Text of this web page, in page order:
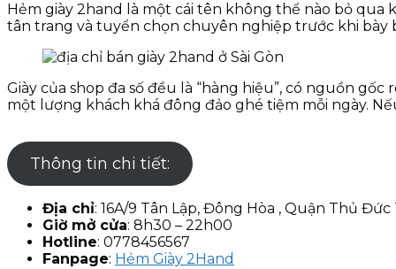
Hẻm giày 2hand là một cái tên không thể nào bỏ qua
tân trang và tuyển chọn chuyên nghiệp trước khi bày
Giày của shop đa số đều là “hàng hiệu”, có nguồn
một lượng khách khá đông đảo ghé tiệm mỗi ngày.
Thông tin chi tiết:
Địa chỉ: 16A/9 Tân Lập, Đông Hòa , Quận Thủ
Giờ mở cửa: 8h30 – 22h00
Hotline: 0778456567
Fanpage: Hẻm Giày 2Hand